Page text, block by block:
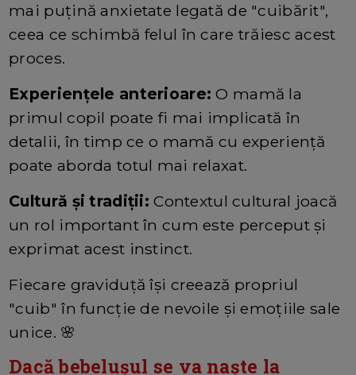
mai puțină anxietate legată de "cuibărit",
ceea ce schimbă felul în care trăiesc acest
proces.
Experiențele anterioare: O mamă la
primul copil poate fi mai implicată în
detalii, în timp ce o mamă cu experiență
poate aborda totul mai relaxat.
Cultură și tradiții: Contextul cultural joacă
un rol important în cum este perceput și
exprimat acest instinct.
Fiecare graviduță își creează propriul
"cuib" în funcție de nevoile și emoțiile sale
unice. 🌸
Dacă bebelușul se va naște la